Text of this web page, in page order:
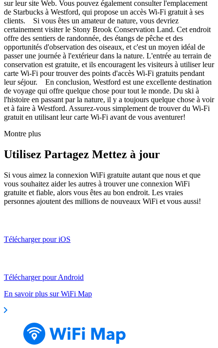
sur leur site Web. Vous pouvez également consulter l'emplacement
de Starbucks à Westford, qui propose un accès Wi-Fi gratuit à ses
clients. Si vous êtes un amateur de nature, vous devriez
certainement visiter le Stony Brook Conservation Land. Cet endroit
offre des sentiers de randonnée, des étangs de pêche et des
opportunités d'observation des oiseaux, et c'est un moyen idéal de
passer une journée à l'extérieur dans la nature. L'entrée au terrain de
conservation est gratuite, et ils encouragent les visiteurs à utiliser leur
carte Wi-Fi pour trouver des points d'accès Wi-Fi gratuits pendant
leur séjour. En conclusion, Westford est une excellente destination
de voyage qui offre quelque chose pour tout le monde. Du ski à
l'histoire en passant par la nature, il y a toujours quelque chose à voir
et à faire à Westford. Assurez-vous simplement de trouver du Wi-Fi
gratuit en utilisant leur carte Wi-Fi avant de vous aventurer!
Montre plus
Utilisez Partagez Mettez à jour
Si vous aimez la connexion WiFi gratuite autant que nous et que
vous souhaitez aider les autres à trouver une connexion WiFi
gratuite et fiable, alors vous êtes au bon endroit. Les vraies
personnes ajoutent des millions de nouveaux WiFi et vous aussi!
Télécharger pour iOS
Télécharger pour Android
En savoir plus sur WiFi Map